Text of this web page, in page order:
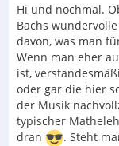
Hi und nochmal.
Bachs
davon, was man
Wenn man eher
ist,
oder gar die hier
der Musik
typischer
dran
. Steht